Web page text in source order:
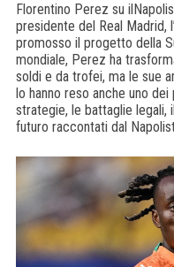
Florentino Perez su
presidente del Real Madrid,
promosso il progetto della
mondiale, Perez ha
soldi e da trofei, ma le sue
lo hanno reso anche uno
strategie, le battaglie legali,
futuro raccontati dal